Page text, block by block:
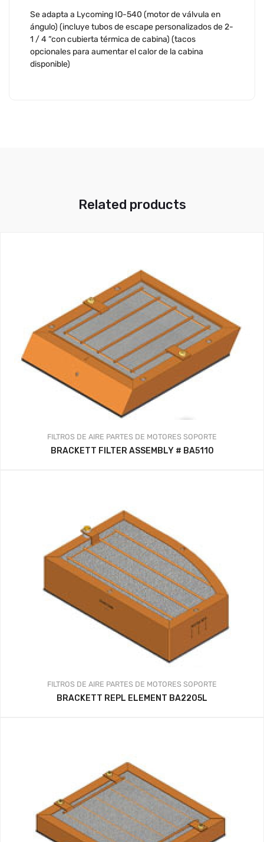
Se adapta a Lycoming IO-540 (motor de válvula en
ángulo) (incluye tubos de escape personalizados de 2-
1 / 4 “con cubierta térmica de cabina) (tacos
opcionales para aumentar el calor de la cabina
disponible)
Related products
FILTROS DE AIRE PARTES DE MOTORES SOPORTE
BRACKETT FILTER ASSEMBLY # BA5110
FILTROS DE AIRE PARTES DE MOTORES SOPORTE
BRACKETT REPL ELEMENT BA2205L